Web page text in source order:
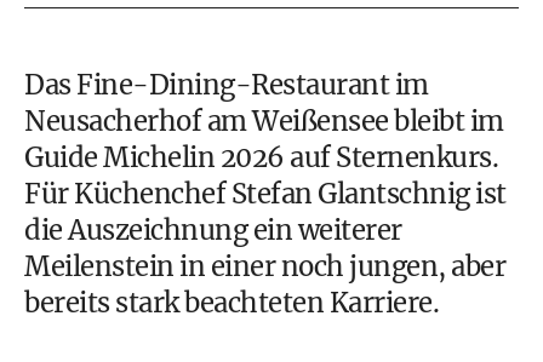
Das Fine-Dining-Restaurant im
Neusacherhof am Weißensee bleibt im
Guide Michelin 2026 auf Sternenkurs.
Für Küchenchef Stefan Glantschnig ist
die Auszeichnung ein weiterer
Meilenstein in einer noch jungen, aber
bereits stark beachteten Karriere.